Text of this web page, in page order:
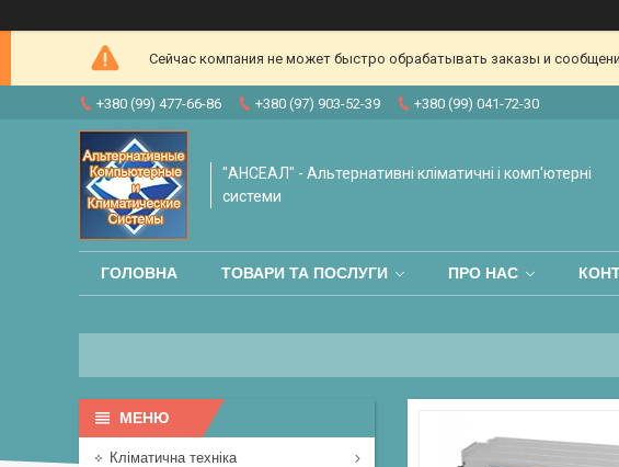
Сейчас компания не может быстро обрабатывать заказы и
+380 (99) 477-66-86 +380 (97) 903-52-39 +380 (99) 041-72-30
"АНСЕАЛ" - Альтернативні кліматичні і комп'ютерні
системи
ГОЛОВНА ТОВАРИ ТА ПОСЛУГИ ПРО НАС
Кліматична техніка